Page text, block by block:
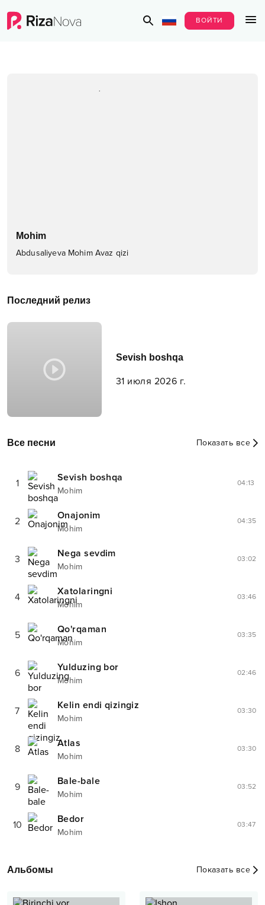
ВОЙТИ
Mohim
Abdusaliyeva Mohim Avaz qizi
Последний релиз
Sevish boshqa
31 июля 2026 г.
Все песни Показать все
1 Sevish boshqa
Mohim
04:13
2 Onajonim
Mohim
04:35
3 Nega sevdim
Mohim
03:02
4 Xatolaringni
Mohim
03:46
5 Qo'rqaman
Mohim
03:35
6 Yulduzing bor
Mohim
02:46
7 Kelin endi qizingiz
Mohim
03:30
8 Atlas
Mohim
03:30
9 Bale-bale
Mohim
03:52
10 Bedor
Mohim
03:47
Альбомы Показать все